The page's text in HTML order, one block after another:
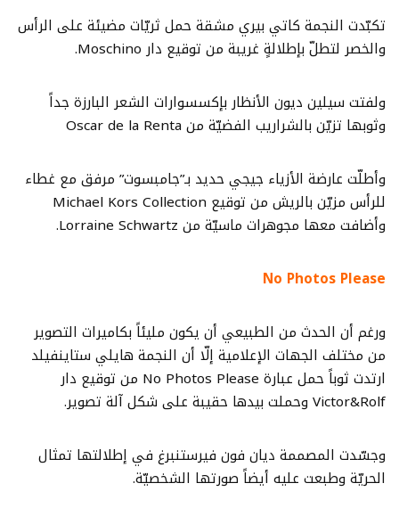
تكبّدت النجمة كاتي بيري مشقة حمل ثريّات مضيئة على الرأس
والخصر لتطلّ بإطلالةٍ غريبة من توقيع دار Moschino.
ولفتت سيلين ديون الأنظار بإكسسوارات الشعر البارزة جداً
وثوبها تزيّن بالشراريب الفضيّة من Oscar de la Renta
وأطلّت عارضة الأزياء جيجي حديد بـ”جامبسوت” مرفق مع غطاء
للرأس مزيّن بالريش من توقيع Michael Kors Collection
وأضافت معها مجوهرات ماسيّة من Lorraine Schwartz.
No Photos Please
ورغم أن الحدث من الطبيعي أن يكون مليئاً بكاميرات التصوير
من مختلف الجهات الإعلامية إلّا أن النجمة هايلي ستاينفيلد
ارتدت ثوباً حمل عبارة No Photos Please من توقيع دار
Victor&Rolf وحملت بيدها حقيبة على شكل آلة تصوير.
وجسّدت المصممة ديان فون فيرستنبرغ في إطلالتها تمثال
الحريّة وطبعت عليه أيضاً صورتها الشخصيّة.